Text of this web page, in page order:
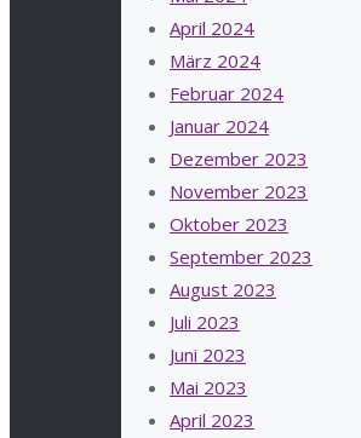
April 2024
März 2024
Februar 2024
Januar 2024
Dezember 2023
November 2023
Oktober 2023
September 2023
August 2023
Juli 2023
Juni 2023
Mai 2023
April 2023